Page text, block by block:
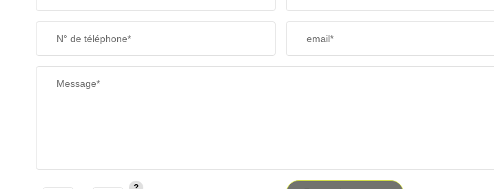
N° de téléphone* email*
Message*